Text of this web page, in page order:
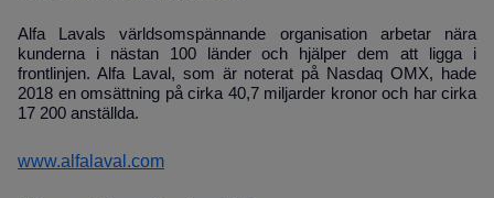
Alfa Lavals världsomspännande organisation arbetar nära
kunderna i nästan 100 länder och hjälper dem att ligga i
frontlinjen. Alfa Laval, som är noterat på Nasdaq OMX, hade
2018 en omsättning på cirka 40,7 miljarder kronor och har cirka
17 200 anställda.
www.alfalaval.com